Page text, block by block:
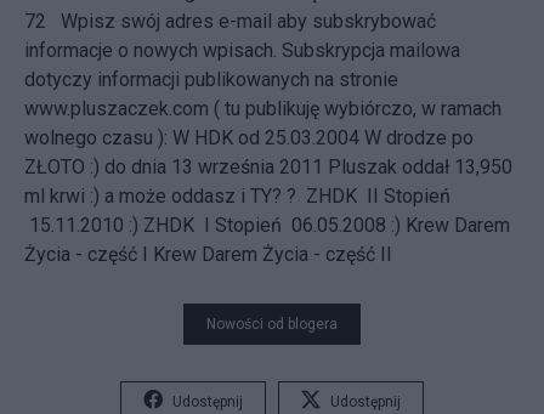
72 Wpisz swój adres e-mail aby subskrybować
informacje o nowych wpisach. Subskrypcja mailowa
dotyczy informacji publikowanych na stronie
www.pluszaczek.com ( tu publikuję wybiórczo, w ramach
wolnego czasu ): W HDK od 25.03.2004 W drodze po
ZŁOTO :) do dnia 13 września 2011 Pluszak oddał 13,950
ml krwi :) a może oddasz i TY? ? ZHDK II Stopień
15.11.2010 :) ZHDK I Stopień 06.05.2008 :) Krew Darem
Życia - część I Krew Darem Życia - część II
Nowości od blogera
Udostępnij Udostępnij